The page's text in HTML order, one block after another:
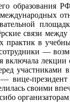
связи
практик в
—
включала
участниками
своими